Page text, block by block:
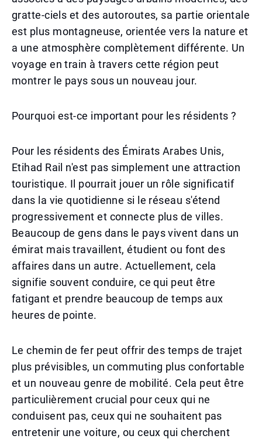
gratte-ciels et des autoroutes, sa partie orientale
est plus montagneuse, orientée vers la nature et
a une atmosphère complètement différente. Un
voyage en train à travers cette région peut
montrer le pays sous un nouveau jour.
Pourquoi est-ce important pour les résidents ?
Pour les résidents des Émirats Arabes Unis,
Etihad Rail n'est pas simplement une attraction
touristique. Il pourrait jouer un rôle significatif
dans la vie quotidienne si le réseau s'étend
progressivement et connecte plus de villes.
Beaucoup de gens dans le pays vivent dans un
émirat mais travaillent, étudient ou font des
affaires dans un autre. Actuellement, cela
signifie souvent conduire, ce qui peut être
fatigant et prendre beaucoup de temps aux
heures de pointe.
Le chemin de fer peut offrir des temps de trajet
plus prévisibles, un commuting plus confortable
et un nouveau genre de mobilité. Cela peut être
particulièrement crucial pour ceux qui ne
conduisent pas, ceux qui ne souhaitent pas
entretenir une voiture, ou ceux qui cherchent